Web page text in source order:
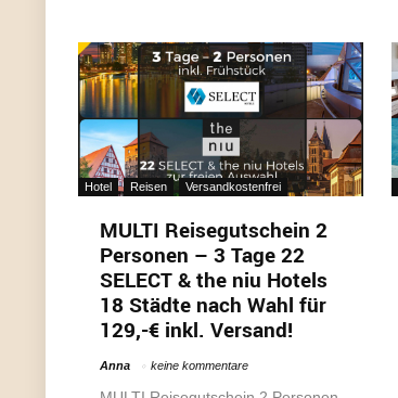
Hotel Reisen Versandkostenfrei
MULTI Reisegutschein 2
Personen – 3 Tage 22
SELECT & the niu Hotels
18 Städte nach Wahl für
129,-€ inkl. Versand!
Anna keine kommentare